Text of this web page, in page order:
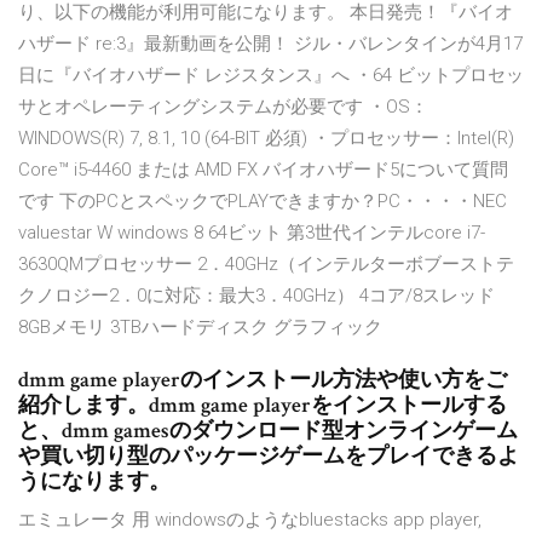
り、以下の機能が利用可能になります。 本日発売！『バイオ
ハザード re:3』最新動画を公開！ ジル・バレンタインが4月17
日に『バイオハザード レジスタンス』へ ・64 ビットプロセッ
サとオペレーティングシステムが必要です ・OS：
WINDOWS(R) 7, 8.1, 10 (64-BIT 必須) ・プロセッサー：Intel(R)
Core™ i5-4460 または AMD FX バイオハザード5について質問
です 下のPCとスペックでPLAYできますか？PC・・・・NEC
valuestar W windows 8 64ビット 第3世代インテルcore i7-
3630QMプロセッサー 2．40GHz（インテルターボブーストテ
クノロジー2．0に対応：最大3．40GHz） 4コア/8スレッド
8GBメモリ 3TBハードディスク グラフィック
dmm game playerのインストール方法や使い方をご
紹介します。dmm game playerをインストールする
と、dmm gamesのダウンロード型オンラインゲーム
や買い切り型のパッケージゲームをプレイできるよ
うになります。
エミュレータ 用 windowsのようなbluestacks app player,